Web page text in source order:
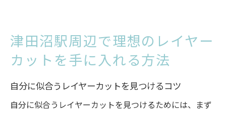
津田沼駅周辺で理想のレイヤー
カットを手に入れる方法
自分に似合うレイヤーカットを見つけるコツ
自分に似合うレイヤーカットを見つけるためには、まず